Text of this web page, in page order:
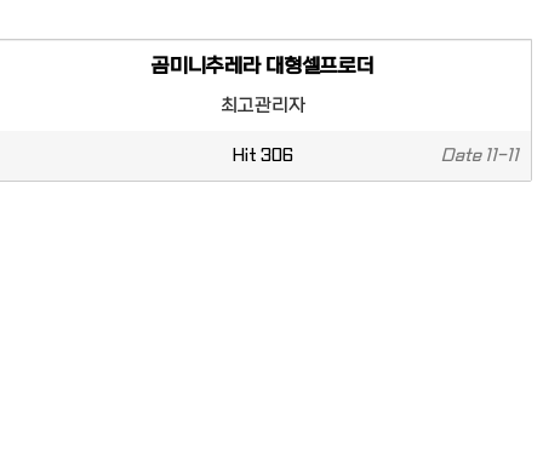
곰미니추레라 대형셀프로더
최고관리자
Hit 306 Date11-11